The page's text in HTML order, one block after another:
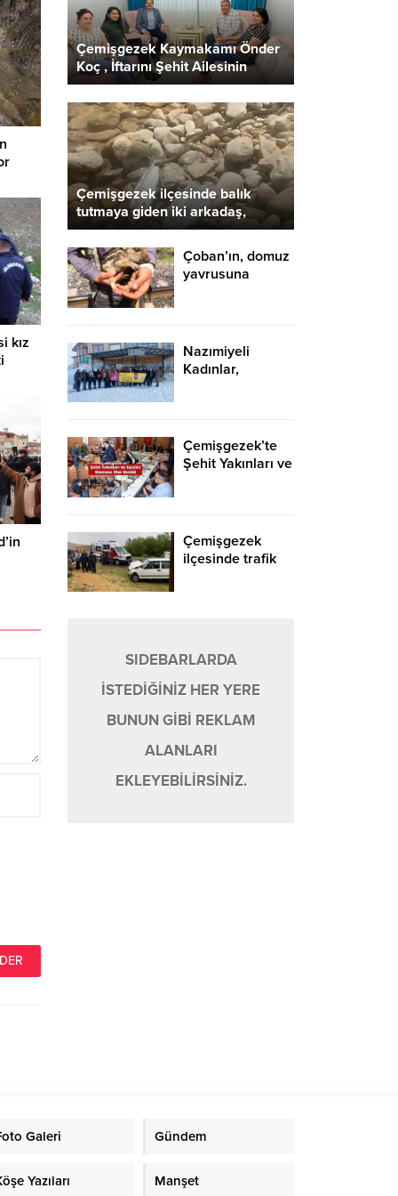
kız
Çemişgezek Kaymakamı Önder
Koç , İftarını Şehit Ailesinin
Evinde Açtı
Çemişgezek ilçesinde balık
tutmaya giden iki arkadaş,
gördükleri karşısında şaşkınlık
yaşadı
Çoban’ın, domuz
yavrusuna
Nazımiyeli
Kadınlar,
Kutladı
Çemişgezek’te
Şehit Yakınları ve
Düzenlendi
Çemişgezek
ilçesinde trafik
SIDEBARLARDA
İSTEDİĞİNİZ HER YERE
BUNUN GİBİ REKLAM
ALANLARI
EKLEYEBİLİRSİNİZ.
Galeri Gündem
Yazıları Manşet